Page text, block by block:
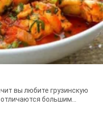
вы любите грузинскую
большим
...